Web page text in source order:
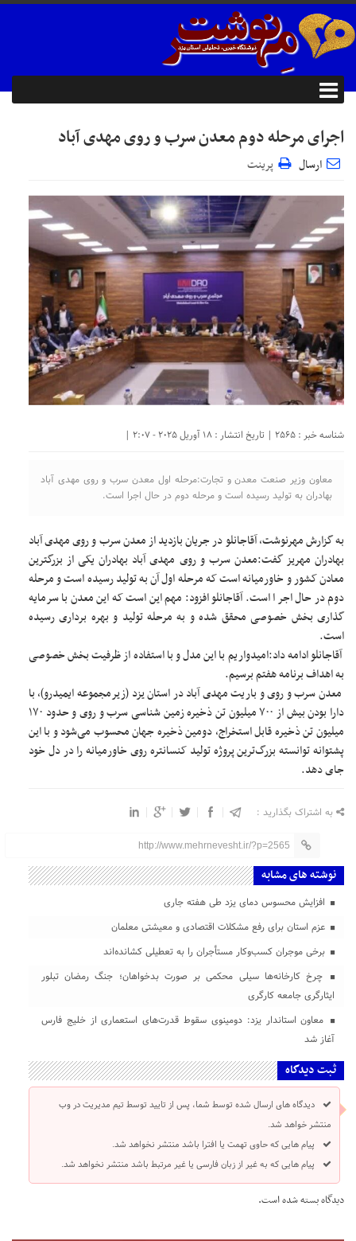
اجرای مرحله دوم معدن سرب و روی مهدی آباد
ارسال پرینت
شناسه خبر : 2565 | تاریخ انتشار : 18 آوریل 2025 - 2:07 |
معاون وزیر صنعت معدن و تجارت:مرحله اول معدن سرب و روی مهدی آباد
بهادران به تولید رسیده است و مرحله دوم در حال اجرا است.
به گزارش مهرنوشت، آقاجانلو در جریان بازدید از معدن سرب و روی مهدی آباد
بهادران مهریز گفت:معدن سرب و روی مهدی آباد بهادران یکی از بزرگترین
معادن کشور و خاورمیانه است که مرحله اول آن به تولید رسیده است و مرحله
دوم در حال اجر ا است. آقاجانلو افزود: مهم این است که این معدن با سرمایه
گذاری بخش خصوصی محقق شده و به مرحله تولید و بهره برداری رسیده
است.
آقاجانلو ادامه داد:امیدواریم با این مدل و با استفاده از ظرفیت بخش خصوصی
به اهداف برنامه هفتم برسیم.
معدن سرب و روی و باریت مهدی آباد در استان یزد (زیرمجموعه ایمیدرو)، با
دارا بودن بیش از ۷۰۰ میلیون تن ذخیره زمین شناسی سرب و روی و حدود ۱۷۰
میلیون تن ذخیره قابل استخراج، دومین ذخیره جهان محسوب می‌شود و با این
پشتوانه توانسته بزرگ‌ترین پروژه تولید کنسانتره روی خاورمیانه را در دل خود
جای دهد.
به اشتراک بگذارید :
http://www.mehrnevesht.ir/?p=2565
نوشته های مشابه
افزایش محسوس دمای یزد طی هفته جاری
عزم استان برای رفع مشکلات اقتصادی و معیشتی معلمان
برخی موجران کسب‌وکار مستأجران را به تعطیلی کشانده‌اند
چرخ کارخانه‌ها سیلی محکمی بر صورت بدخواهان؛ جنگ رمضان تبلور
ایثارگری جامعه کارگری
معاون استاندار یزد: دومینوی سقوط قدرت‌های استعماری از خلیج فارس
آغاز شد
ثبت دیدگاه
دیدگاه های ارسال شده توسط شما، پس از تایید توسط تیم مدیریت در وب
منتشر خواهد شد.
پیام هایی که حاوی تهمت یا افترا باشد منتشر نخواهد شد.
پیام هایی که به غیر از زبان فارسی یا غیر مرتبط باشد منتشر نخواهد شد.
دیدگاه بسته شده است.